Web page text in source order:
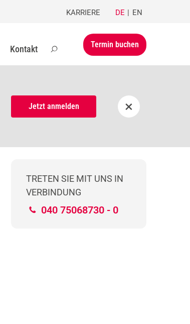
KARRIERE DE EN
Kontakt Termin buchen
Jetzt anmelden ×
TRETEN SIE MIT UNS IN
VERBINDUNG
040 75068730 - 0